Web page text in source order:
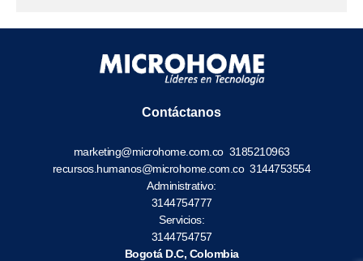
Contáctanos
marketing@microhome.com.co 3185210963
recursos.humanos@microhome.com.co3144753554
Administrativo:
3144754777
Servicios:
3144754757
Bogotá D.C, Colombia